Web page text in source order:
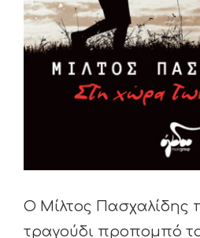
O Μίλτος Πασχαλίδης
τραγούδι προπομπό